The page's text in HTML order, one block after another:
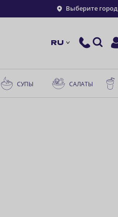
Выберите город
RU
СУПЫ САЛАТЫ